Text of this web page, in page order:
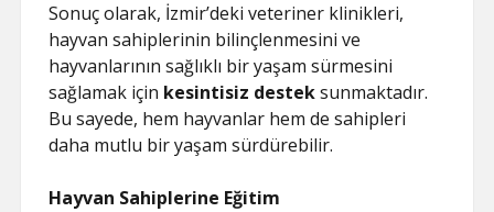
Sonuç olarak, İzmir’deki veteriner klinikleri,
hayvan sahiplerinin bilinçlenmesini ve
hayvanlarının sağlıklı bir yaşam sürmesini
sağlamak için kesintisiz desteksunmaktadır.
Bu sayede, hem hayvanlar hem de sahipleri
daha mutlu bir yaşam sürdürebilir.
Hayvan Sahiplerine Eğitim